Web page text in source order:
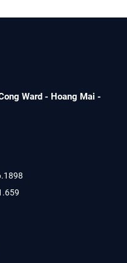
Ward - Hoang Mai -